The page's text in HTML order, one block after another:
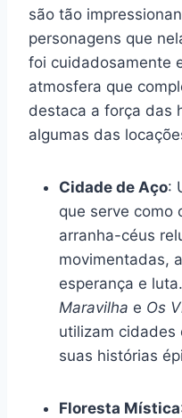
são tão
personagens que
foi cuidadosamente
atmosfera que
destaca a força das
algumas das
Cidade de Aço:
que serve como
arranha-céus
movimentadas,
esperança e
Maravilha e Os
utilizam cidades
suas histórias
Floresta Mística